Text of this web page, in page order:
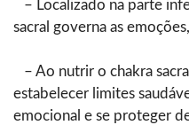
– Localizado na parte
sacral governa as
– Ao nutrir o chakra
estabelecer limites
emocional e se proteger